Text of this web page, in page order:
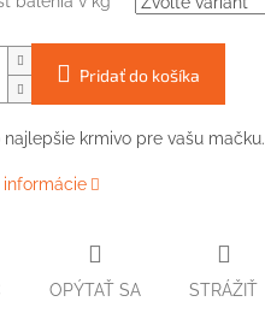
Pridať do košíka
najlepšie krmivo pre vašu mačku.
informácie
OPÝTAŤ SA STRÁŽIŤ